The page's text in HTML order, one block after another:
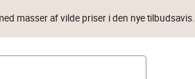
Prismatch
masser af vilde priser i den nye